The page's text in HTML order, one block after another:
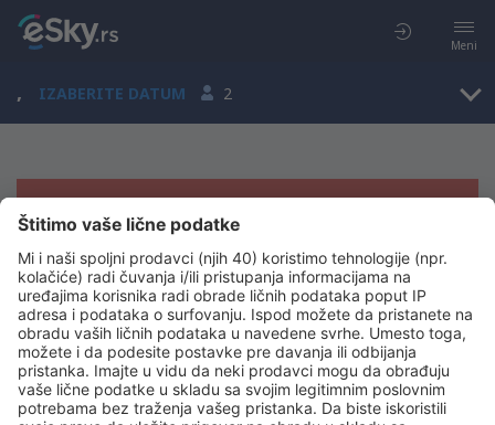
Meni
, IZABERITE DATUM 2
Žao nam je, ne možemo da prikažemo
rezultate
Pokušajte još jednom kad izaberete druge kriterijume